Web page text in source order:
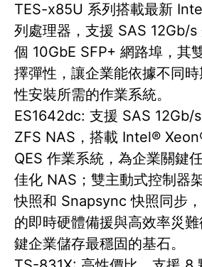
TES-x85U 系列搭載最新
列處理器，支援 SAS 12Gb/s
個 10GbE SFP+ 網路埠，其
擇彈性，讓企業能依據不同
性安裝所需的作業系統。
ES1642dc: 支援 SAS 12Gb/
ZFS NAS，搭載 Intel®
QES 作業系統，為企業關鍵
佳化 NAS；雙主動式控制器
快照和 Snapsync 快照同步
的即時硬體備援與高效率災
鍵企業儲存最穩固的基石。